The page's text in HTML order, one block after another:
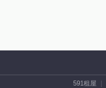
591租屋